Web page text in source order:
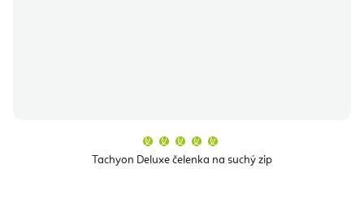
Tachyon Deluxe čelenka na suchý zip
produktu
je